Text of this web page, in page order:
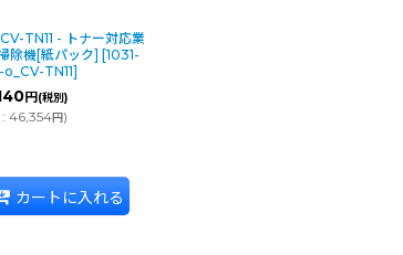
TN11 - トナー対応業
除機[紙パック] [1031-
TN11]
円 (税別)
: 46,354円)
カートに入れる